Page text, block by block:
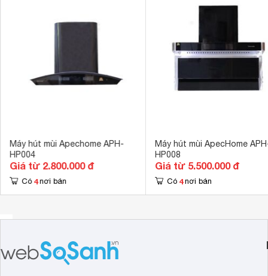
Kích thước ống xả khói
Đèn Led
694 x 140 x
Máy hút mùi Apechome APH-
HP004
Giá từ 2.800.000 đ
Có 4 nơi bán
Máy hút mùi ApecHome
HP008
Giá từ 5.500.000 đ
Có 4 nơi bán